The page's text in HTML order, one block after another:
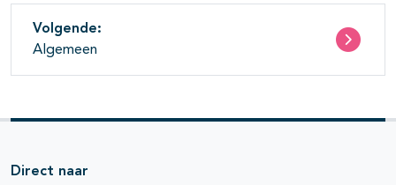
Volgende:
Algemeen
Direct naar